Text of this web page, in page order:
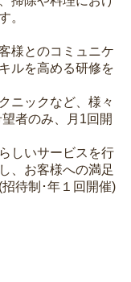
。
様とのコミュニケ
ルを高める研修を
ニックなど、様々
者のみ、月1回開
しいサービスを行
、お客様への満足
待制･年１回開催)